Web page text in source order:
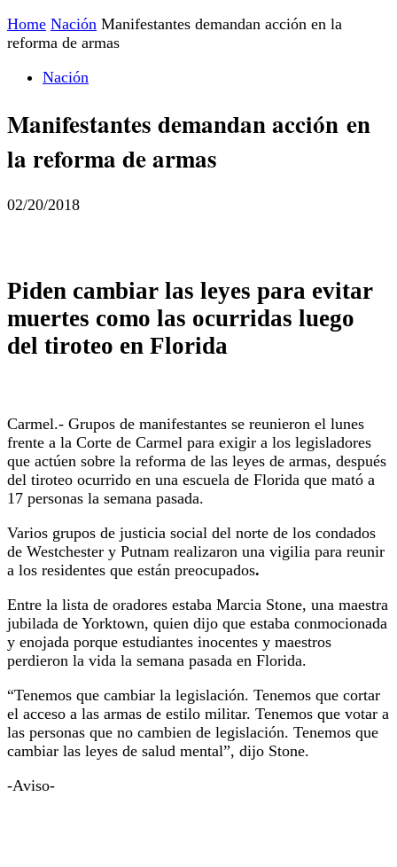
Home Nación Manifestantes demandan acción en la
reforma de armas
Nación
Manifestantes demandan acción en
la reforma de armas
02/20/2018
Piden cambiar las leyes para evitar
muertes como las ocurridas luego
del tiroteo en Florida
Carmel.- Grupos de manifestantes se reunieron el lunes
frente a la Corte de Carmel para exigir a los legisladores
que actúen sobre la reforma de las leyes de armas, después
del tiroteo ocurrido en una escuela de Florida que mató a
17 personas la semana pasada.
Varios grupos de justicia social del norte de los condados
de Westchester y Putnam realizaron una vigilia para reunir
a los residentes que están preocupados.
Entre la lista de oradores estaba Marcia Stone, una maestra
jubilada de Yorktown, quien dijo que estaba conmocionada
y enojada porque estudiantes inocentes y maestros
perdieron la vida la semana pasada en Florida.
“Tenemos que cambiar la legislación. Tenemos que cortar
el acceso a las armas de estilo militar. Tenemos que votar a
las personas que no cambien de legislación. Tenemos que
cambiar las leyes de salud mental”, dijo Stone.
-Aviso-